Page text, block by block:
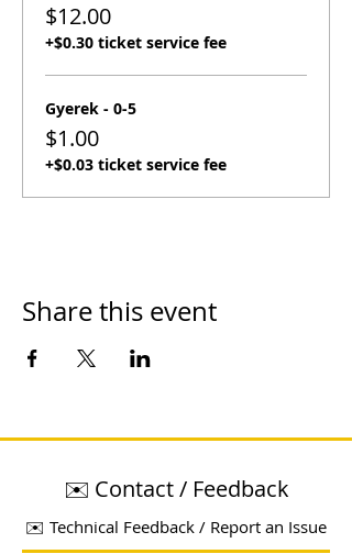
$12.00
+$0.30 ticket service fee
Gyerek - 0-5
$1.00
+$0.03 ticket service fee
Share this event
✉️ Contact / Feedback
✉️ Technical Feedback / Report an Issue